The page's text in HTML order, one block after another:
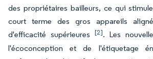
des propriétaires bailleurs, ce qui
court terme des gros appareils
d'efficacité supérieures [2]. Les
l'écoconception et de l'étiquetage